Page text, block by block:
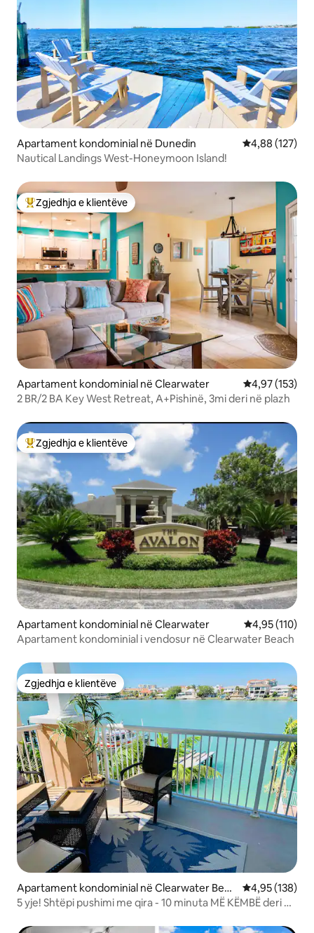
Apartament kondominial në Dunedin Vlerësimi
4,88 (127)
Nautical Landings West-Honeymoon Island!
Më të mirat e zgjedhjeve të klientëve
Zgjedhja e klientëve
Apartament kondominial në Clearwater Vlerësimi
4,97 (153)
2 BR/2 BA Key West Retreat, A+Pishinë, 3mi deri në plazh
Më të mirat e zgjedhjeve të klientëve
Zgjedhja e klientëve
Apartament kondominial në Clearwater Vlerësimi
4,95 (110)
Apartament kondominial i vendosur në Clearwater Beach
Zgjedhja e klientëve
Zgjedhja e klientëve
Apartament kondominial në Clearwater Beac
h
Vlerësimi
4,95 (138)
5 yje! Shtëpi pushimi me qira - 10 minuta MË KËMBË deri në